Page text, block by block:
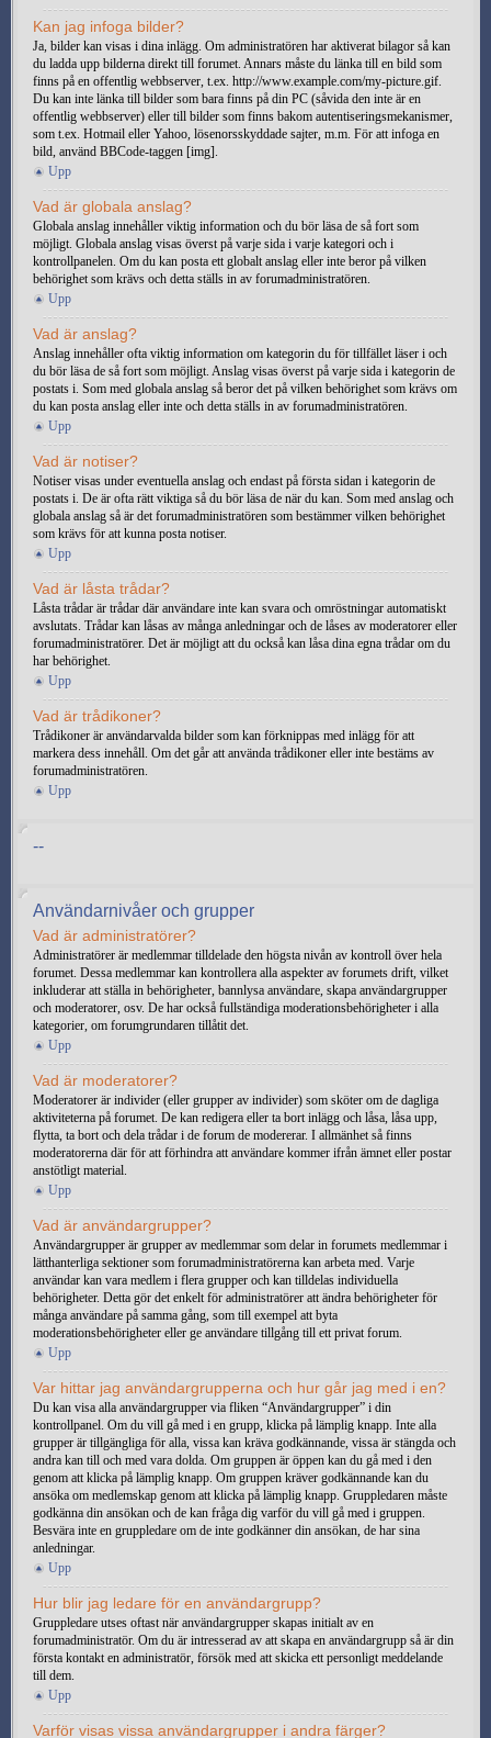
Kan jag infoga bilder?
Ja, bilder kan visas i dina inlägg. Om administratören har aktiverat bilagor så kan
du ladda upp bilderna direkt till forumet. Annars måste du länka till en bild som
finns på en offentlig webbserver, t.ex. http://www.example.com/my-picture.gif.
Du kan inte länka till bilder som bara finns på din PC (såvida den inte är en
offentlig webbserver) eller till bilder som finns bakom autentiseringsmekanismer,
som t.ex. Hotmail eller Yahoo, lösenorsskyddade sajter, m.m. För att infoga en
bild, använd BBCode-taggen [img].
Upp
Vad är globala anslag?
Globala anslag innehåller viktig information och du bör läsa de så fort som
möjligt. Globala anslag visas överst på varje sida i varje kategori och i
kontrollpanelen. Om du kan posta ett globalt anslag eller inte beror på vilken
behörighet som krävs och detta ställs in av forumadministratören.
Upp
Vad är anslag?
Anslag innehåller ofta viktig information om kategorin du för tillfället läser i och
du bör läsa de så fort som möjligt. Anslag visas överst på varje sida i kategorin de
postats i. Som med globala anslag så beror det på vilken behörighet som krävs om
du kan posta anslag eller inte och detta ställs in av forumadministratören.
Upp
Vad är notiser?
Notiser visas under eventuella anslag och endast på första sidan i kategorin de
postats i. De är ofta rätt viktiga så du bör läsa de när du kan. Som med anslag och
globala anslag så är det forumadministratören som bestämmer vilken behörighet
som krävs för att kunna posta notiser.
Upp
Vad är låsta trådar?
Låsta trådar är trådar där användare inte kan svara och omröstningar automatiskt
avslutats. Trådar kan låsas av många anledningar och de låses av moderatorer eller
forumadministratörer. Det är möjligt att du också kan låsa dina egna trådar om du
har behörighet.
Upp
Vad är trådikoner?
Trådikoner är användarvalda bilder som kan förknippas med inlägg för att
markera dess innehåll. Om det går att använda trådikoner eller inte bestäms av
forumadministratören.
Upp
--
Användarnivåer och grupper
Vad är administratörer?
Administratörer är medlemmar tilldelade den högsta nivån av kontroll över hela
forumet. Dessa medlemmar kan kontrollera alla aspekter av forumets drift, vilket
inkluderar att ställa in behörigheter, bannlysa användare, skapa användargrupper
och moderatorer, osv. De har också fullständiga moderationsbehörigheter i alla
kategorier, om forumgrundaren tillåtit det.
Upp
Vad är moderatorer?
Moderatorer är individer (eller grupper av individer) som sköter om de dagliga
aktiviteterna på forumet. De kan redigera eller ta bort inlägg och låsa, låsa upp,
flytta, ta bort och dela trådar i de forum de modererar. I allmänhet så finns
moderatorerna där för att förhindra att användare kommer ifrån ämnet eller postar
anstötligt material.
Upp
Vad är användargrupper?
Användargrupper är grupper av medlemmar som delar in forumets medlemmar i
lätthanterliga sektioner som forumadministratörerna kan arbeta med. Varje
användar kan vara medlem i flera grupper och kan tilldelas individuella
behörigheter. Detta gör det enkelt för administratörer att ändra behörigheter för
många användare på samma gång, som till exempel att byta
moderationsbehörigheter eller ge användare tillgång till ett privat forum.
Upp
Var hittar jag användargrupperna och hur går jag med i en?
Du kan visa alla användargrupper via fliken “Användargrupper” i din
kontrollpanel. Om du vill gå med i en grupp, klicka på lämplig knapp. Inte alla
grupper är tillgängliga för alla, vissa kan kräva godkännande, vissa är stängda och
andra kan till och med vara dolda. Om gruppen är öppen kan du gå med i den
genom att klicka på lämplig knapp. Om gruppen kräver godkännande kan du
ansöka om medlemskap genom att klicka på lämplig knapp. Gruppledaren måste
godkänna din ansökan och de kan fråga dig varför du vill gå med i gruppen.
Besvära inte en gruppledare om de inte godkänner din ansökan, de har sina
anledningar.
Upp
Hur blir jag ledare för en användargrupp?
Gruppledare utses oftast när användargrupper skapas initialt av en
forumadministratör. Om du är intresserad av att skapa en användargrupp så är din
första kontakt en administratör, försök med att skicka ett personligt meddelande
till dem.
Upp
Varför visas vissa användargrupper i andra färger?